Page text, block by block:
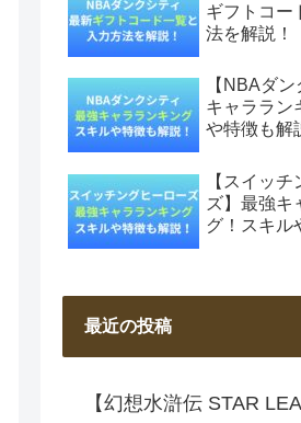
ギフトコー
法を解説！
【NBAダ
キャララン
や特徴も解
【スイッ
ズ】最強キ
グ！スキル
最近の投稿
【幻想水滸伝 STAR